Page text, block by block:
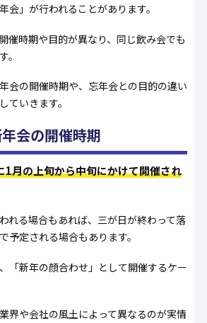
会」が行われることがあります。
催時期や目的が異なり、同じ飲み会でも
。
会の開催時期や、忘年会との目的の違い
ていきます。
会の開催時期
1月の上旬から中旬にかけて開催され
れる場合もあれば、三が日が終わって落
予定される場合もあります。
「新年の顔合わせ」として開催するケー
界や会社の風土によって異なるのが実情